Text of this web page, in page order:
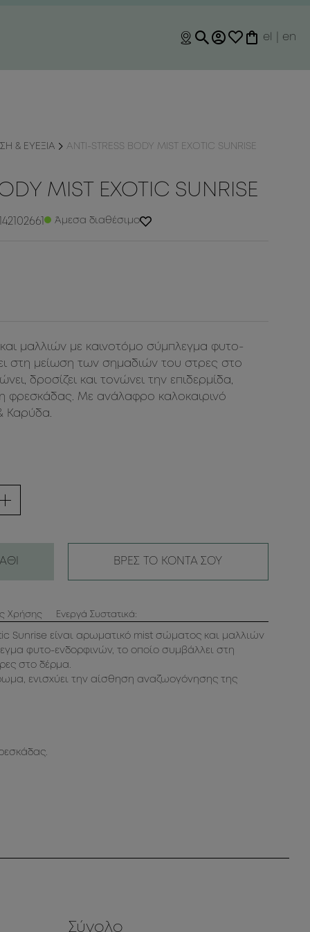
el en
& ΕΥΕΞΙΑ ANTI-STRESS BODY MIST EXOTIC SUNRISE
MIST EXOTIC SUNRISE
Άμεσα διαθέσιμο
μαλλιών με καινοτόμο σύμπλεγμα φυτο-
στη μείωση των σημαδιών του στρες στο
δροσίζει και τονώνει την επιδερμίδα,
φρεσκάδας. Με ανάλαφρο καλοκαιρινό
Καρύδα.
ΒΡΕΣ ΤΟ ΚΟΝΤΑ ΣΟΥ
Χρήσης Ενεργά Συστατικά:
Sunrise είναι αρωματικό mist σώματος και μαλλιών
φυτο-ενδορφινών, το οποίο συμβάλλει στη
στο δέρμα.
ενισχύει την αίσθηση αναζωογόνησης της
Σύνολο